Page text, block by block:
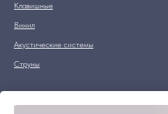
Клавишные
Винил
Акустические системы
Струны